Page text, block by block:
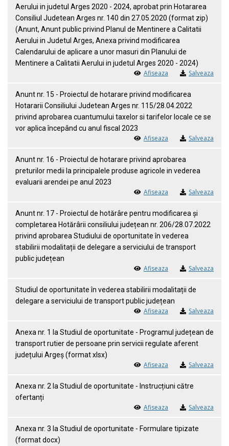
Aerului in judetul Arges 2020 - 2024, aprobat prin Hotararea
Consiliul Judetean Arges nr. 140 din 27.05.2020 (format zip)
(Anunt, Anunt public privind Planul de Mentinere a Calitatii
Aerului in Judetul Arges, Anexa privind modificarea
Calendarului de aplicare a unor masuri din Planului de
Mentinere a Calitatii Aerului in judetul Arges 2020 - 2024)
Afiseaza Salveaza
Anunt nr. 15 - Proiectul de hotarare privind modificarea
Hotararii Consiliului Judetean Arges nr. 115/28.04.2022
privind aprobarea cuantumului taxelor si tarifelor locale ce se
vor aplica începând cu anul fiscal 2023
Afiseaza Salveaza
Anunt nr. 16 - Proiectul de hotarare privind aprobarea
preturilor medii la principalele produse agricole in vederea
evaluarii arendei pe anul 2023
Afiseaza Salveaza
Anunt nr. 17 - Proiectul de hotărâre pentru modificarea și
completarea Hotărârii consiliului județean nr. 206/28.07.2022
privind aprobarea Studiului de oportunitate în vederea
stabilirii modalitații de delegare a serviciului de transport
public județean
Afiseaza Salveaza
Studiul de oportunitate în vederea stabilirii modalitații de
delegare a serviciului de transport public județean
Afiseaza Salveaza
Anexa nr. 1 la Studiul de oportunitate - Programul județean de
transport rutier de persoane prin servicii regulate aferent
județului Argeș (format xlsx)
Afiseaza Salveaza
Anexa nr. 2 la Studiul de oportunitate - Instrucțiuni către
ofertanți
Afiseaza Salveaza
Anexa nr. 3 la Studiul de oportunitate - Formulare tipizate
(format docx)